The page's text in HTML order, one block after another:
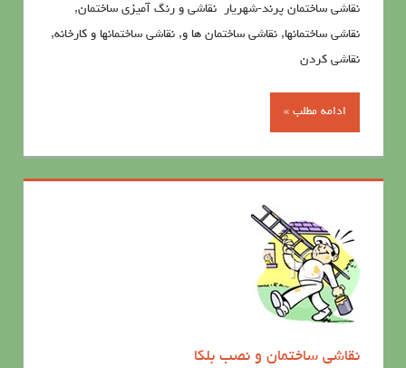
نقاشی ساختمان پرند-شهریار نقاشی و رنگ آمیزی ساختمان,
نقاشی ساختمانها, نقاشی ساختمان ها و, نقاشی ساختمانها و کارخانه,
نقاشی کردن
ادامه مطلب »
نقاشی ساختمان و نصب بلکا